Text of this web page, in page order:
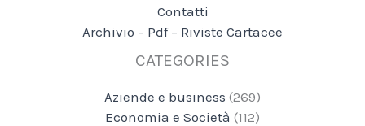
Contatti
Archivio – Pdf – Riviste Cartacee
CATEGORIES
Aziende e business (269)
Economia e Società (112)